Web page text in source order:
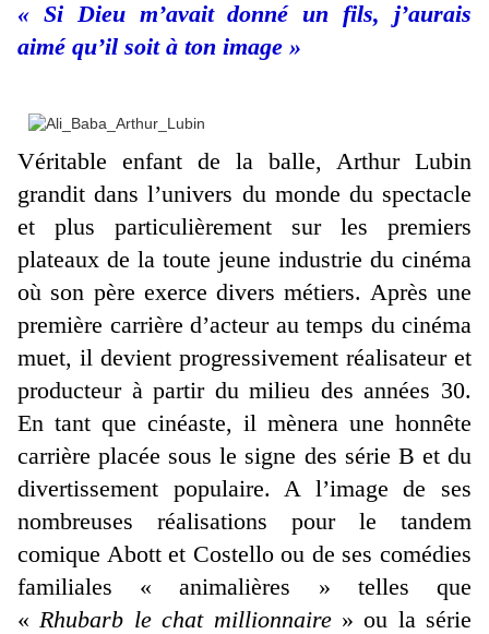
« Si Dieu m’avait donné un fils, j’aurais
aimé qu’il soit à ton image »
Véritable enfant de la balle, Arthur Lubin
grandit dans l’univers du monde du spectacle
et plus particulièrement sur les premiers
plateaux de la toute jeune industrie du cinéma
où son père exerce divers métiers. Après une
première carrière d’acteur au temps du cinéma
muet, il devient progressivement réalisateur et
producteur à partir du milieu des années 30.
En tant que cinéaste, il mènera une honnête
carrière placée sous le signe des série B et du
divertissement populaire. A l’image de ses
nombreuses réalisations pour le tandem
comique Abott et Costello ou de ses comédies
familiales « animalières » telles que
« Rhubarb le chat millionnaire» ou la série